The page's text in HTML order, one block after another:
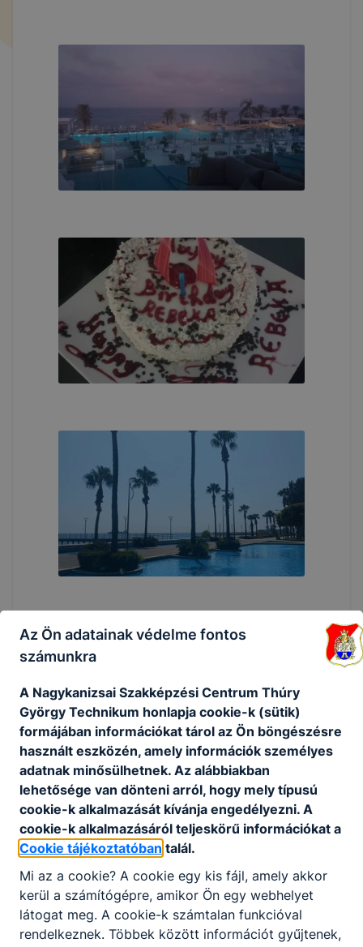
Az Ön adatainak védelme fontos
számunkra
A Nagykanizsai Szakképzési Centrum Thúry
György Technikum honlapja cookie-k (sütik)
formájában információkat tárol az Ön böngészésre
használt eszközén, amely információk személyes
adatnak minősülhetnek. Az alábbiakban
lehetősége van dönteni arról, hogy mely típusú
cookie-k alkalmazását kívánja engedélyezni. A
cookie-k alkalmazásáról teljeskörű információkat a
Cookie tájékoztatóban talál.
Mi az a cookie? A cookie egy kis fájl, amely akkor
kerül a számítógépre, amikor Ön egy webhelyet
látogat meg. A cookie-k számtalan funkcióval
rendelkeznek. Többek között információt gyűjtenek,